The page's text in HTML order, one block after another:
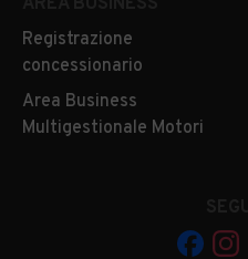
Registrazione
concessionario
Area Business
Multigestionale Motori